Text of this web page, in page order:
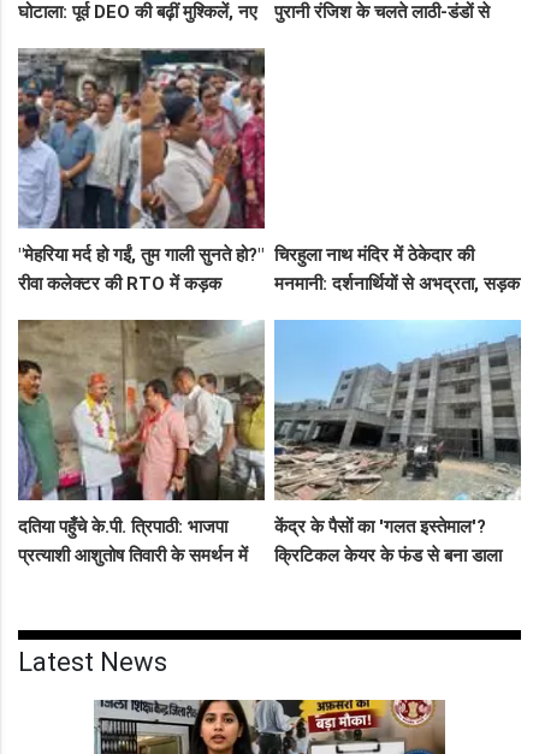
घोटाला: पूर्व DEO की बढ़ीं मुश्किलें, नए
पुरानी रंजिश के चलते लाठी-डंडों से
"मेहरिया मर्द हो गईं, तुम गाली सुनते हो?"
रीवा कलेक्टर की RTO में कड़क
चिरहुला नाथ मंदिर में ठेकेदार की
मनमानी: दर्शनार्थियों से अभद्रता, सड़क
दतिया पहुँचे के.पी. त्रिपाठी: भाजपा
प्रत्याशी आशुतोष तिवारी के समर्थन में
केंद्र के पैसों का 'गलत इस्तेमाल'?
क्रिटिकल केयर के फंड से बना डाला
Latest News